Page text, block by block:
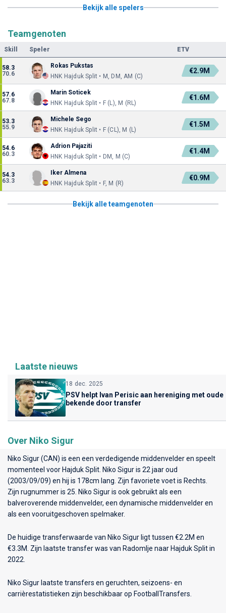
Bekijk alle spelers
Teamgenoten
Skill Speler ETV
58.3
70.6
Rokas Pukstas
HNK Hajduk Split • M, DM, AM (C)
€2.9M
57.6
67.8
Marin Soticek
HNK Hajduk Split • F (L), M (RL)
€1.6M
53.3
55.9
Michele Sego
HNK Hajduk Split • F (CL), M (L)
€1.5M
54.6
60.3
Adrion Pajaziti
HNK Hajduk Split • DM, M (C)
€1.4M
54.3
63.3
Iker Almena
HNK Hajduk Split • F, M (R)
€0.9M
Bekijk alle teamgenoten
Laatste nieuws
18 dec. 2025
PSV helpt Ivan Perisic aan hereniging met oude
bekende door transfer
Over Niko Sigur
Niko Sigur (CAN) is een een verdedigende middenvelder en speelt
momenteel voor Hajduk Split . Niko Sigur is 22 jaar oud
(2003/09/09) en hij is 178cm lang. Zijn favoriete voet is Rechts.
Zijn rugnummer is 25. Niko Sigur is ook gebruikt als een
balveroverende middenvelder, een dynamische middenvelder en
als een vooruitgeschoven spelmaker.
De huidige transferwaarde van Niko Sigur ligt tussen €2.2M en
€3.3M. Zijn laatste transfer was van Radomlje naar Hajduk Split in
2022.
Niko Sigur laatste transfers en geruchten, seizoens- en
carrièrestatistieken zijn beschikbaar op FootballTransfers.